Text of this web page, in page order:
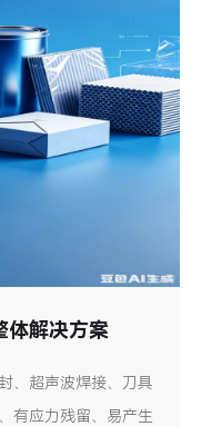
体解决方案
、超声波焊接、刀具
有应力残留、易产生